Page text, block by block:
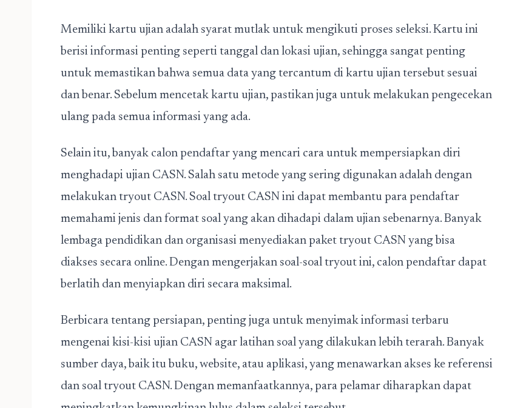
Memiliki kartu ujian adalah syarat mutlak untuk mengikuti proses seleksi. Kartu ini
berisi informasi penting seperti tanggal dan lokasi ujian, sehingga sangat penting
untuk memastikan bahwa semua data yang tercantum di kartu ujian tersebut sesuai
dan benar. Sebelum mencetak kartu ujian, pastikan juga untuk melakukan pengecekan
ulang pada semua informasi yang ada.
Selain itu, banyak calon pendaftar yang mencari cara untuk mempersiapkan diri
menghadapi ujian CASN. Salah satu metode yang sering digunakan adalah dengan
melakukan tryout CASN. Soal tryout CASN ini dapat membantu para pendaftar
memahami jenis dan format soal yang akan dihadapi dalam ujian sebenarnya. Banyak
lembaga pendidikan dan organisasi menyediakan paket tryout CASN yang bisa
diakses secara online. Dengan mengerjakan soal-soal tryout ini, calon pendaftar dapat
berlatih dan menyiapkan diri secara maksimal.
Berbicara tentang persiapan, penting juga untuk menyimak informasi terbaru
mengenai kisi-kisi ujian CASN agar latihan soal yang dilakukan lebih terarah. Banyak
sumber daya, baik itu buku, website, atau aplikasi, yang menawarkan akses ke referensi
dan soal tryout CASN. Dengan memanfaatkannya, para pelamar diharapkan dapat